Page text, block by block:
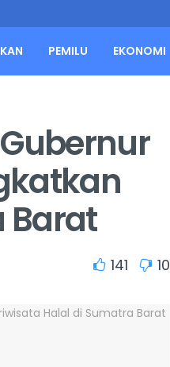
PEMILU EKONOMI
Barat
141 10